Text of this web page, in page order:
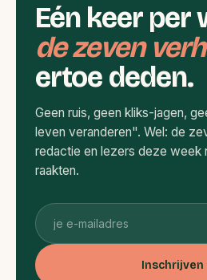
Eén keer per
de zeven
ertoe deden.
Geen ruis, geen kliks-jagen,
leven veranderen". Wel: de
redactie en lezers deze week
raakten.
E-
mailadres
Inschrijven